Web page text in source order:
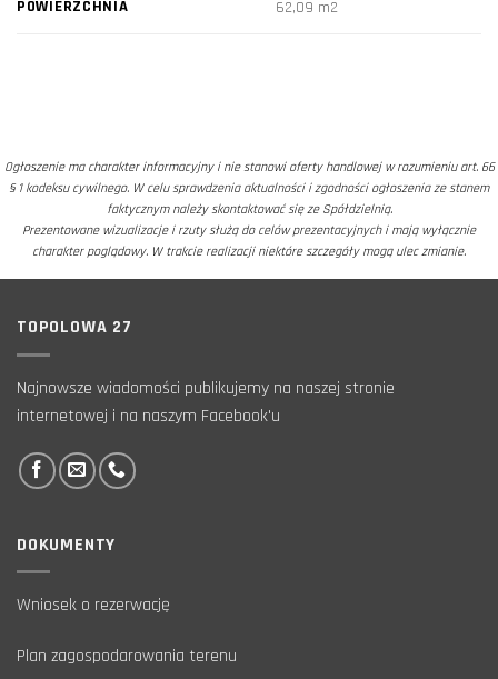
POWIERZCHNIA 62,09 m2
Ogłoszenie ma charakter informacyjny i nie stanowi oferty handlowej w rozumieniu art. 66
§ 1 kodeksu cywilnego. W celu sprawdzenia aktualności i zgodności ogłoszenia ze stanem
faktycznym należy skontaktować się ze Spółdzielnią.
Prezentowane wizualizacje i rzuty służą do celów prezentacyjnych i mają wyłącznie
charakter poglądowy. W trakcie realizacji niektóre szczegóły mogą ulec zmianie.
TOPOLOWA 27
Najnowsze wiadomości publikujemy na naszej stronie
internetowej i na naszym Facebook'u
DOKUMENTY
Wniosek o rezerwację
Plan zagospodarowania terenu